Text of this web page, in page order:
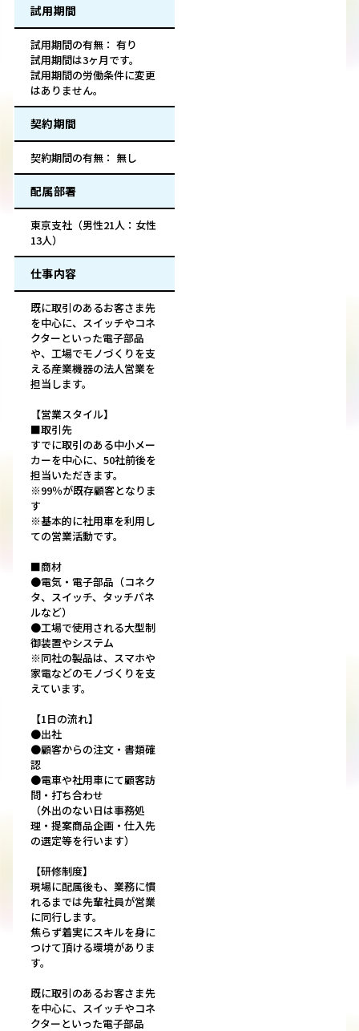
試用期間
試用期間の有無： 有り
試用期間は3ヶ月です。
試用期間の労働条件に変更
はありません。
契約期間
契約期間の有無： 無し
配属部署
東京支社（男性21人：女性
13人）
仕事内容
既に取引のあるお客さま先
を中心に、スイッチやコネ
クターといった電子部品
や、工場でモノづくりを支
える産業機器の法人営業を
担当します。
【営業スタイル】
■取引先
すでに取引のある中小メー
カーを中心に、50社前後を
担当いただきます。
※99％が既存顧客となりま
す
※基本的に社用車を利用し
ての営業活動です。
■商材
●電気・電子部品（コネク
タ、スイッチ、タッチパネ
ルなど）
●工場で使用される大型制
御装置やシステム
※同社の製品は、スマホや
家電などのモノづくりを支
えています。
【1日の流れ】
●出社
●顧客からの注文・書類確
認
●電車や社用車にて顧客訪
問・打ち合わせ
（外出のない日は事務処
理・提案商品企画・仕入先
の選定等を行います）
【研修制度】
現場に配属後も、業務に慣
れるまでは先輩社員が営業
に同行します。
焦らず着実にスキルを身に
つけて頂ける環境がありま
す。
既に取引のあるお客さま先
を中心に、スイッチやコネ
クターといった電子部品